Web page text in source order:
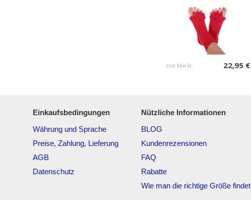
mit MwSt. 22,95 €
Einkaufsbedingungen
Währung und Sprache
Preise, Zahlung, Lieferung
AGB
Datenschutz
Nützliche Informationen
BLOG
Kundenrezensionen
FAQ
Rabatte
Wie man die richtige Größe findet